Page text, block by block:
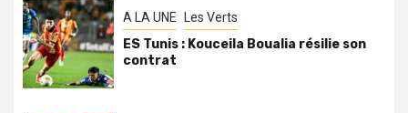
A LA UNE Les Verts
ES Tunis : Kouceila Boualia résilie son
contrat